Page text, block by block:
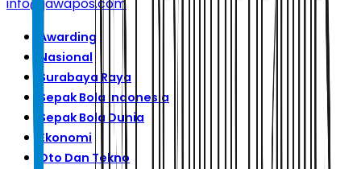
info@jawapos.com
Awarding
Nasional
Surabaya Raya
Sepak Bola Indonesia
Sepak Bola Dunia
Ekonomi
Oto Dan Tekno